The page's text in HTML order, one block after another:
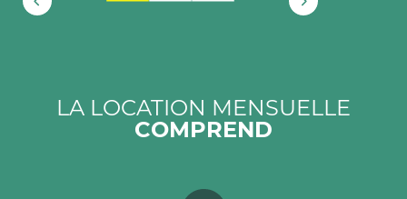
1 2 3
LA LOCATION MENSUELLE
COMPREND